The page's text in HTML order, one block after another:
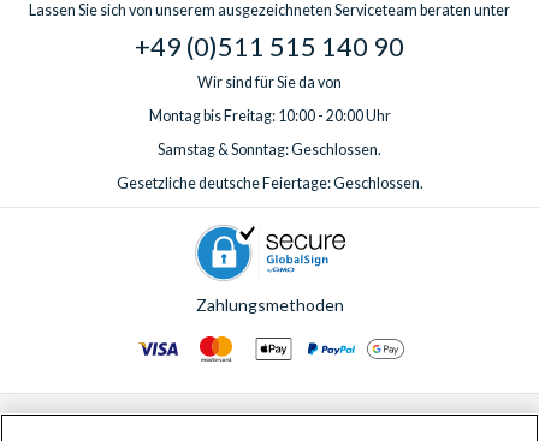
Lassen Sie sich von unserem ausgezeichneten Serviceteam beraten unter
+49 (0)511 515 140 90
Wir sind für Sie da von
Montag bis Freitag: 10:00 - 20:00 Uhr
Samstag & Sonntag: Geschlossen.
Gesetzliche deutsche Feiertage: Geschlossen.
Zahlungsmethoden
© AttractionTickets.com 2002 - 2026